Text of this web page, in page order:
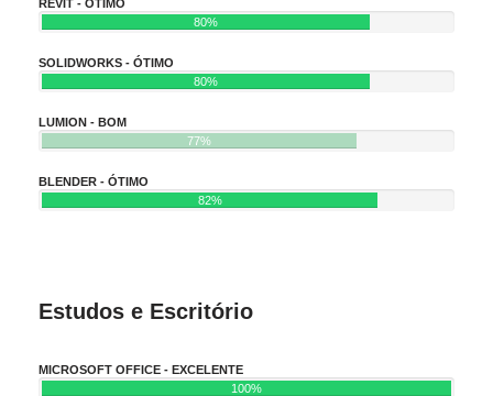
REVIT - ÓTIMO
80%
SOLIDWORKS - ÓTIMO
80%
LUMION - BOM
77%
BLENDER - ÓTIMO
82%
Estudos e Escritório
MICROSOFT OFFICE - EXCELENTE
100%